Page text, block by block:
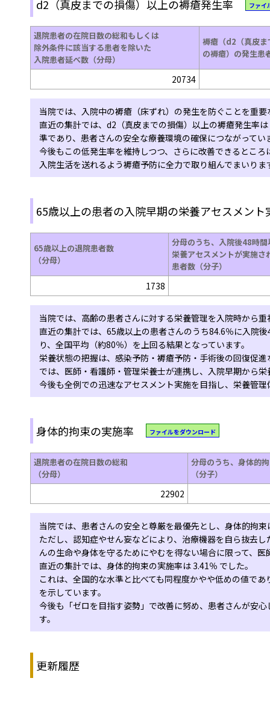
d2（真皮までの損傷）以上の褥瘡発生率 ファイ
退院患者の在院日数の総和もしくは
除外条件に該当する患者を除いた
入院患者延べ数（分母）
褥瘡（d2（真皮ま
の褥瘡）の発生患
20734
当院では、入院中の褥瘡（床ずれ）の発生を防ぐことを重
直近の集計では、d2（真皮までの損傷）以上の褥瘡発生率
準であり、患者さんの安全な療養環境の確保につながってい
今後もこの低発生率を維持しつつ、さらに改善できるとこ
入院生活を送れるよう褥瘡予防に全力で取り組んでまいりま
65歳以上の患者の入院早期の栄養アセスメント
65歳以上の退院患者数
（分母）
分母のうち、入院後48時間
栄養アセスメントが実施さ
患者数（分子）
1738
当院では、高齢の患者さんに対する栄養管理を入院時から重
直近の集計では、65歳以上の患者さんのうち84.6％に入院
り、全国平均（約80％）を上回る結果となっています。
栄養状態の把握は、感染予防・褥瘡予防・手術後の回復促
では、医師・看護師・管理栄養士が連携し、入院早期から
今後も全例での迅速なアセスメント実施を目指し、栄養管
身体的拘束の実施率 ファイルをダウンロード
退院患者の在院日数の総和
（分母）
分母のうち、身体的
（分子）
22902
当院では、患者さんの安全と尊厳を最優先とし、身体的拘
ただし、認知症やせん妄などにより、治療機器を自ら抜去
んの生命や身体を守るためにやむを得ない場合に限って、
直近の集計では、身体的拘束の実施率は 3.41％ でした。
これは、全国的な水準と比べても同程度かやや低めの値で
を示しています。
今後も「ゼロを目指す姿勢」で改善に努め、患者さんが安
す。
更新履歴